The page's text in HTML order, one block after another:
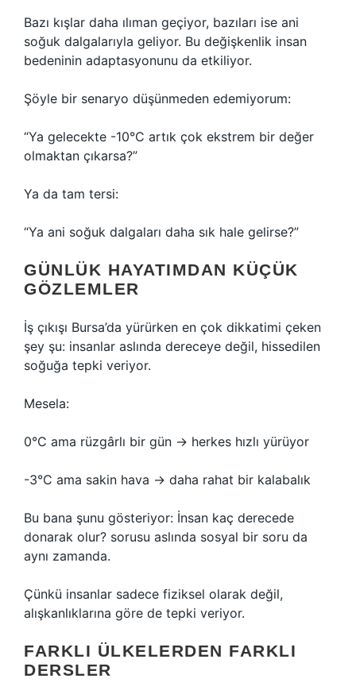
Bazı kışlar daha ılıman geçiyor, bazıları ise ani
soğuk dalgalarıyla geliyor. Bu değişkenlik insan
bedeninin adaptasyonunu da etkiliyor.
Şöyle bir senaryo düşünmeden edemiyorum:
“Ya gelecekte -10°C artık çok ekstrem bir değer
olmaktan çıkarsa?”
Ya da tam tersi:
“Ya ani soğuk dalgaları daha sık hale gelirse?”
GÜNLÜK HAYATIMDAN KÜÇÜK
GÖZLEMLER
İş çıkışı Bursa’da yürürken en çok dikkatimi çeken
şey şu: insanlar aslında dereceye değil, hissedilen
soğuğa tepki veriyor.
Mesela:
0°C ama rüzgârlı bir gün → herkes hızlı yürüyor
-3°C ama sakin hava → daha rahat bir kalabalık
Bu bana şunu gösteriyor: İnsan kaç derecede
donarak olur? sorusu aslında sosyal bir soru da
aynı zamanda.
Çünkü insanlar sadece fiziksel olarak değil,
alışkanlıklarına göre de tepki veriyor.
FARKLI ÜLKELERDEN FARKLI
DERSLER